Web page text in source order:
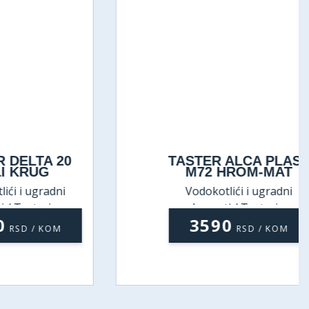
20
za
/ KOM
TASTER ALCA PLAST
M72 HROM-MAT
Vodokotlići i ugradni
elementi / Tasteri za
ugradne vodokotliće
3590 RSD / KOM